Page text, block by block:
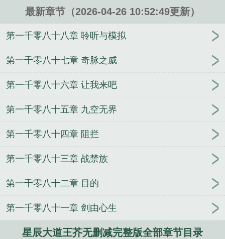
星辰大道陷阱卡
最新章节（2026-04-26 10:52:49更新）
第一千零八十八章 聆听与模拟
第一千零八十七章 奇脉之威
第一千零八十六章 让我来吧
第一千零八十五章 九空无界
第一千零八十四章 阻拦
第一千零八十三章 战禁族
第一千零八十二章 目的
第一千零八十一章 剑由心生
星辰大道王芥无删减完整版全部章节目录